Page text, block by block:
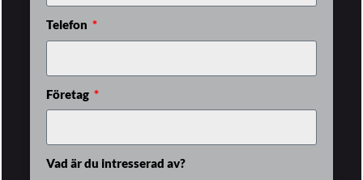
Telefon
Företag
Vad är du intresserad av?